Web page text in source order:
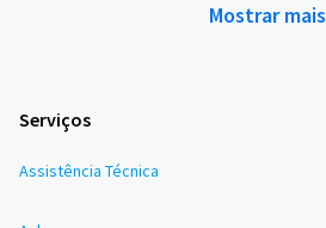
Mostrar mais
Serviços
Assistência Técnica